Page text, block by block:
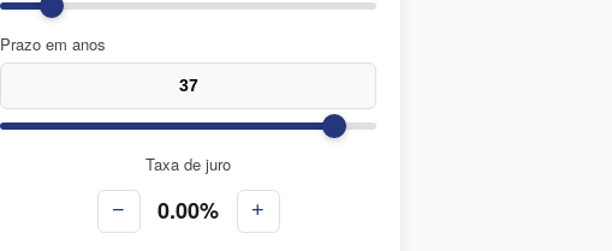
Prazo em anos
Taxa de juro
− 0.00% +